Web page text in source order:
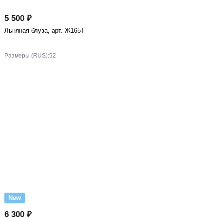
5 500 ₽
Льняная блуза, арт. Ж165Т
Размеры (RUS):52
New
6 300 ₽